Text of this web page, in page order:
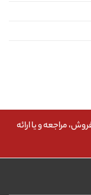
مراجعه و یا ارائه